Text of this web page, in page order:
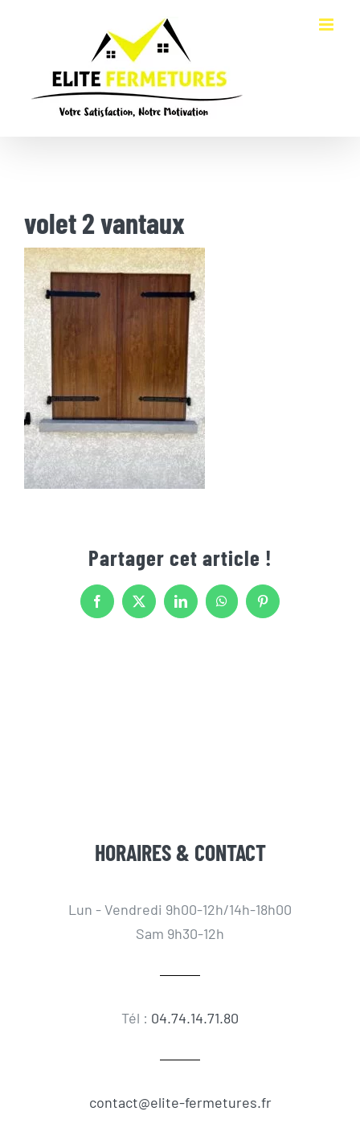
volet 2 vantaux
Partager cet article !
Facebook
X LinkedInWhatsAppPinterest
HORAIRES & CONTACT
Lun - Vendredi 9h00-12h/14h-18h00
Sam 9h30-12h
Tél : 04.74.14.71.80
contact@elite-fermetures.fr